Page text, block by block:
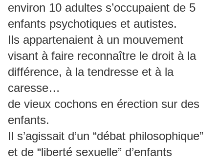
environ 10 adultes s’occupaient de 5
enfants psychotiques et autistes.
Ils appartenaient à un mouvement
visant à faire reconnaître le droit à la
différence, à la tendresse et à la
caresse…
de vieux cochons en érection sur des
enfants.
Il s’agissait d’un “débat philosophique”
et de “liberté sexuelle” d’enfants